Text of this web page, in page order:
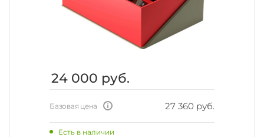
24 000 руб.
Базовая цена 27 360 руб.
Есть в наличии